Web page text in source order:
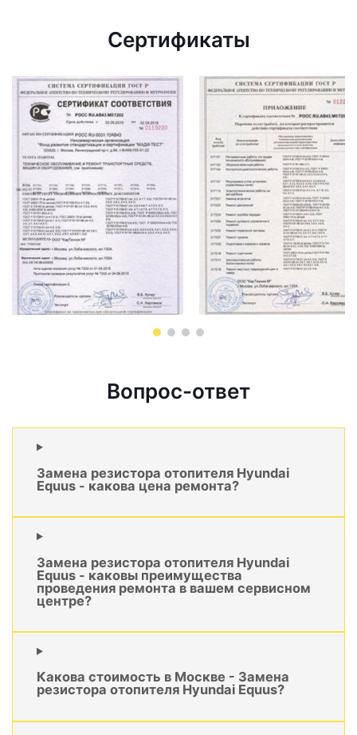
Сертификаты
Вопрос-ответ
Замена резистора отопителя Hyundai
Equus - какова цена ремонта?
Замена резистора отопителя Hyundai
Equus - каковы преимущества
проведения ремонта в вашем сервисном
центре?
Какова стоимость в Москве - Замена
резистора отопителя Hyundai Equus?